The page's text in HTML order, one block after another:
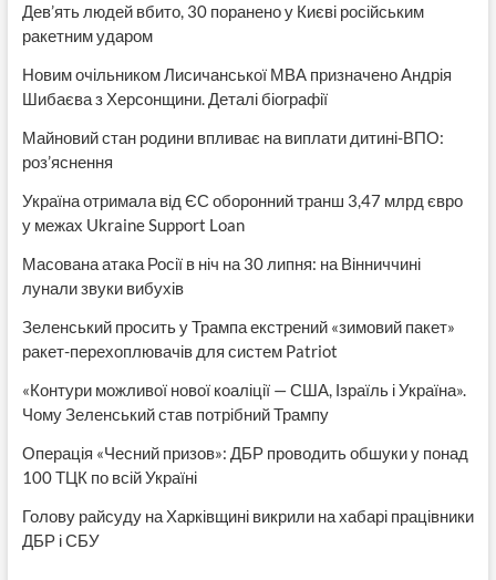
Дев’ять людей вбито, 30 поранено у Києві російським
ракетним ударом
Новим очільником Лисичанської МВА призначено Андрія
Шибаєва з Херсонщини. Деталі біографії
Майновий стан родини впливає на виплати дитині-ВПО:
роз’яснення
Україна отримала від ЄС оборонний транш 3,47 млрд євро
у межах Ukraine Support Loan
Масована атака Росії в ніч на 30 липня: на Вінниччині
лунали звуки вибухів
Зеленський просить у Трампа екстрений «зимовий пакет»
ракет-перехоплювачів для систем Patriot
«Контури можливої нової коаліції — США, Ізраїль і Україна».
Чому Зеленський став потрібний Трампу
Операція «Чесний призов»: ДБР проводить обшуки у понад
100 ТЦК по всій Україні
Голову райсуду на Харківщині викрили на хабарі працівники
ДБР і СБУ